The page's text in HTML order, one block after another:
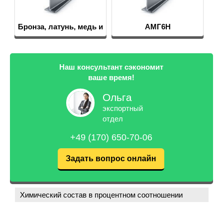
АМГ6Н 20Х3МВФ
Наш консультант сэкономит
ваше время!
Ольга
экспортный
отдел
+49 (170) 650-70-06
Задать вопрос онлайн
Химический состав в процентном соотношении